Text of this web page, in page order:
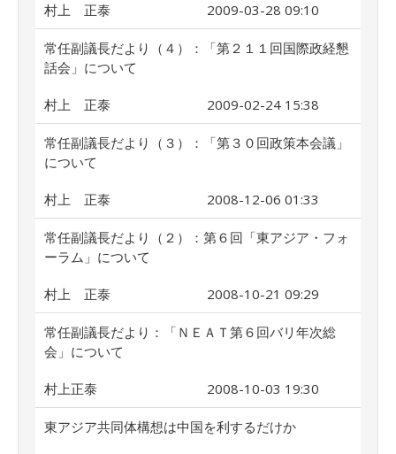
村上 正泰 2009-03-28 09:10
常任副議長だより（４）：「第２１１回国際政経懇
話会」について
村上 正泰 2009-02-24 15:38
常任副議長だより（３）：「第３０回政策本会議」
について
村上 正泰 2008-12-06 01:33
常任副議長だより（２）：第６回「東アジア・フォ
ーラム」について
村上 正泰 2008-10-21 09:29
常任副議長だより：「ＮＥＡＴ第６回バリ年次総
会」について
村上正泰 2008-10-03 19:30
東アジア共同体構想は中国を利するだけか